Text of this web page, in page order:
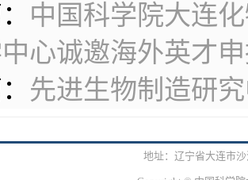
中国科学院大连
心诚邀海外英才
先进生物制造研
地址：辽宁省大连市